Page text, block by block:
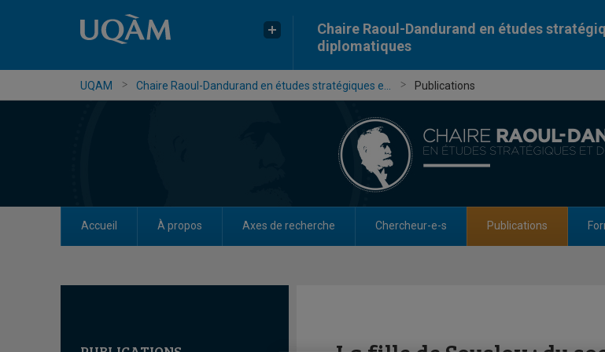
Chaire Raoul-Dandurand en études
diplomatiques
UQAM Chaire Raoul-Dandurand en études stratégiques e... Publications
Accueil À propos Axes de recherche Chercheur-e-s Publications